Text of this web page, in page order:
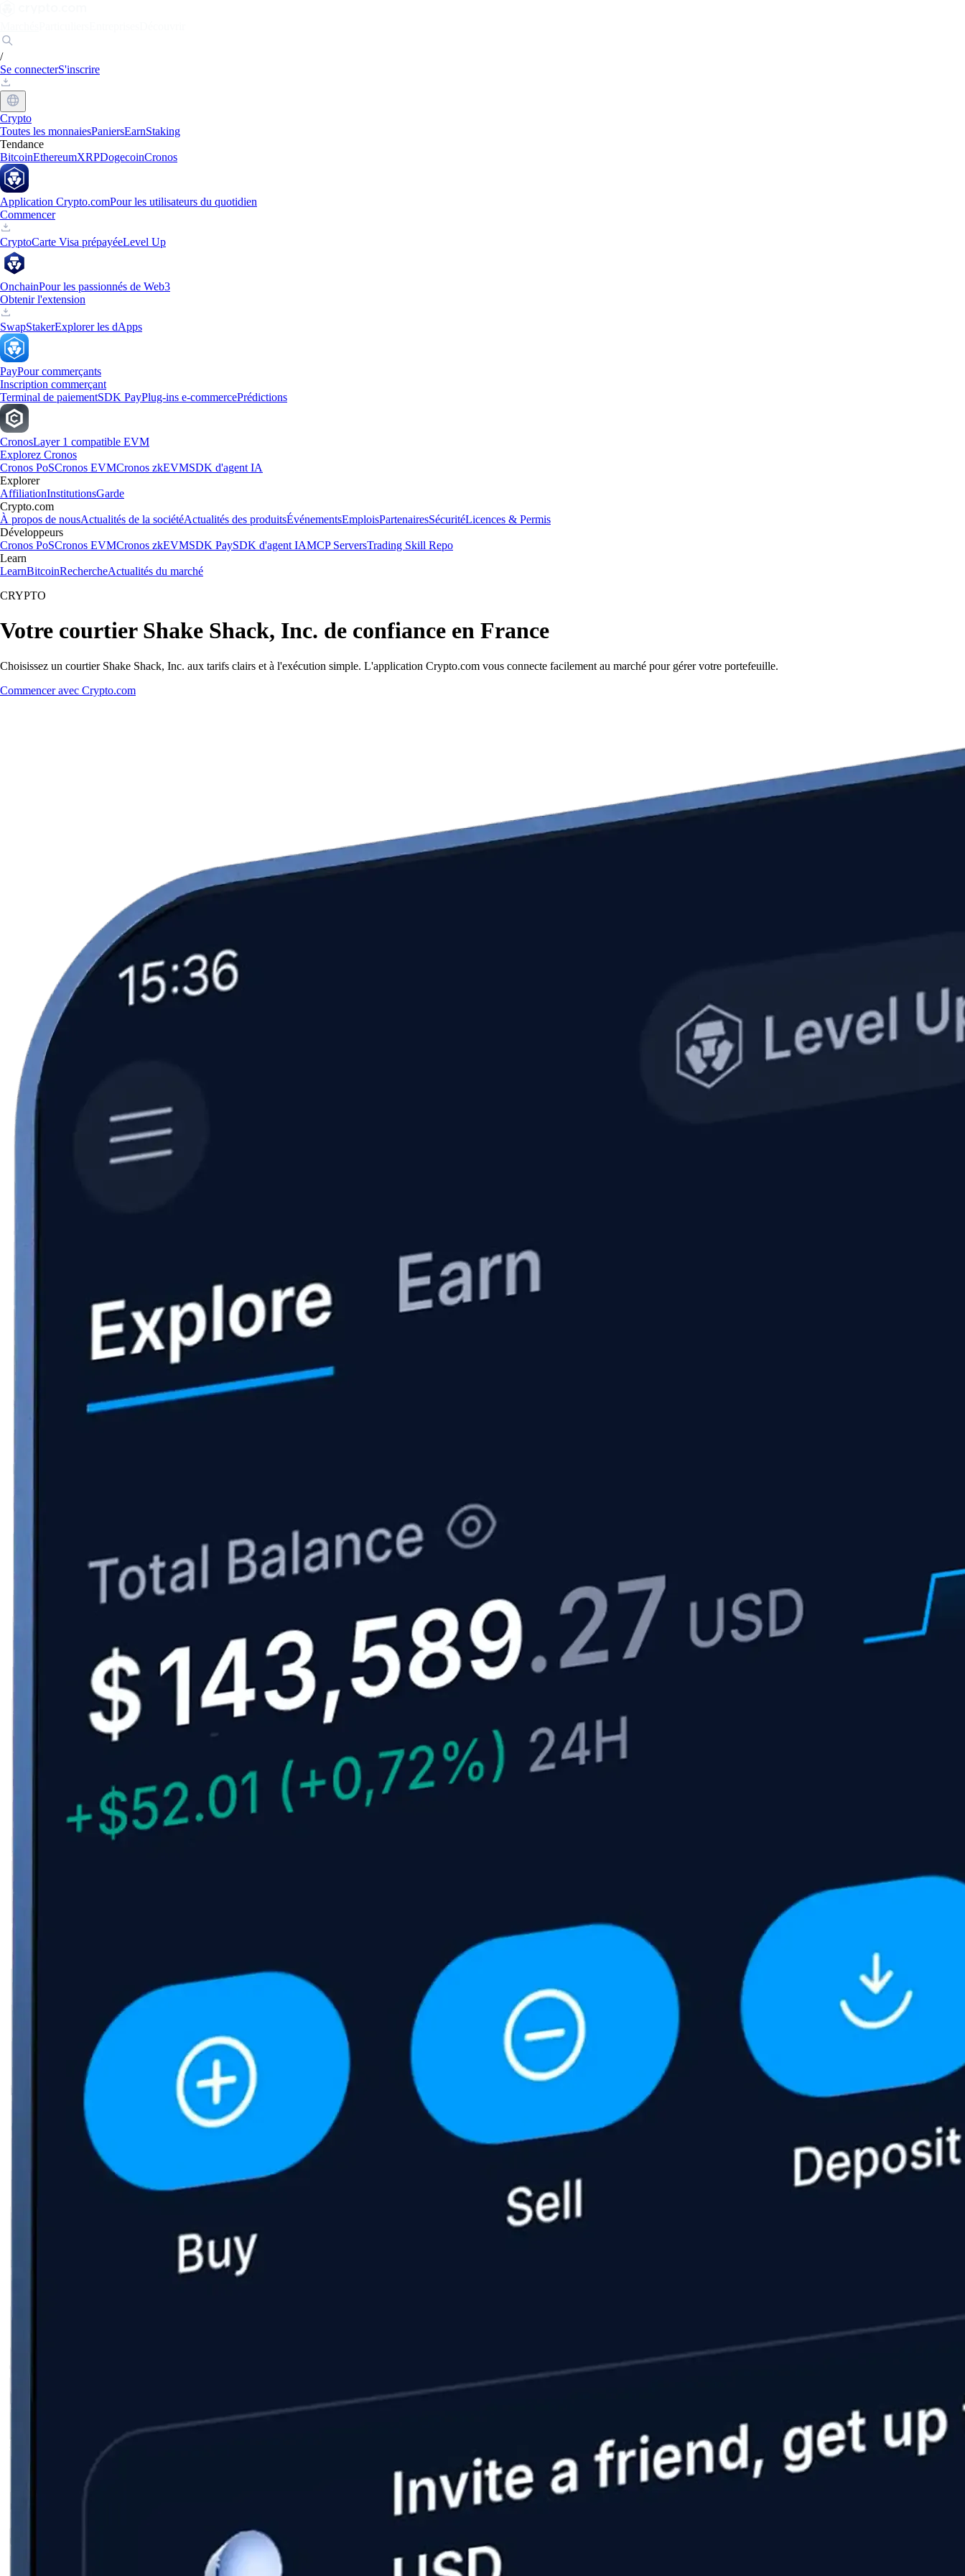
/
Se connecterS'inscrire
Crypto
Toutes les monnaiesPaniersEarnStaking
Tendance
BitcoinEthereumXRPDogecoinCronos
Application Crypto.comPour les utilisateurs du quotidien
Commencer
CryptoCarte Visa prépayéeLevel Up
OnchainPour les passionnés de Web3
Obtenir l'extension
SwapStakerExplorer les dApps
PayPour commerçants
Inscription commerçant
Terminal de paiementSDK PayPlug-ins e-commercePrédictions
CronosLayer 1 compatible EVM
Explorez Cronos
Cronos PoSCronos EVMCronos zkEVMSDK d'agent IA
Explorer
AffiliationInstitutionsGarde
Crypto.com
À propos de nousActualités de la sociétéActualités des produitsÉvénementsEmploisPartenairesSécuritéLicences & Permis
Développeurs
Cronos PoSCronos EVMCronos zkEVMSDK PaySDK d'agent IAMCP ServersTrading Skill Repo
Learn
LearnBitcoinRechercheActualités du marché
CRYPTO
Votre courtier Shake Shack, Inc. de confiance en France
Choisissez un courtier Shake Shack, Inc. aux tarifs clairs et à l'exécution simple. L'application Crypto.com vous connecte facilement au marché pour gérer votre portefeuille.
Commencer avec Crypto.com